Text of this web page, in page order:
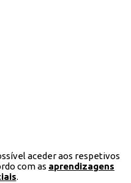
aceder aos respetivos
com as aprendizagens
.